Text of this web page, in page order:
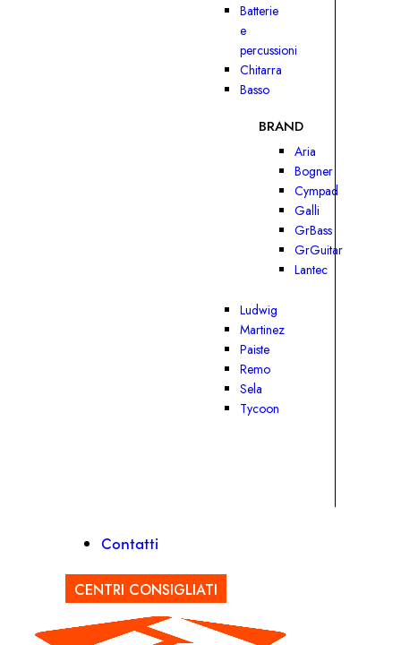
Batterie
e
percussioni
Chitarra
Basso
BRAND
Aria
Bogner
Cympad
Galli
GrBass
GrGuitar
Lantec
Ludwig
Martinez
Paiste
Remo
Sela
Tycoon
Contatti
CENTRI CONSIGLIATI